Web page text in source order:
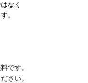
なく
。
です。
さい。